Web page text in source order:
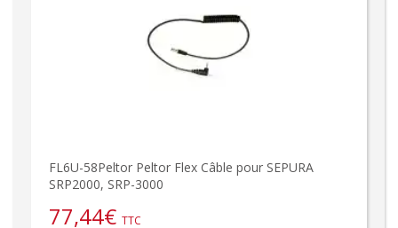
FL6U-58Peltor Peltor Flex Câble pour SEPURA
SRP2000, SRP-3000
77,44€ TTC